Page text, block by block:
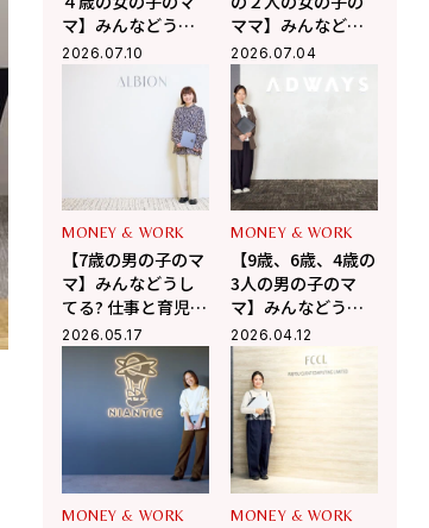
マ】みんなどうし
てる? 仕事と育児の
両立【スキンケア
2026.07.10
ママ】みんなどう
してる? 仕事と育児
の両立【株式会社
ワコール】
2026.07.04
MONEY & WORK
【7歳の男の子のマ
マ】みんなどうし
てる? 仕事と育児の
両立【株式会社ア
ルビオン】
2026.05.17
MONEY & WORK
【9歳、6歳、4歳の
3人の男の子のマ
マ】みんなどうし
てる? 仕事と育児の
両立【株式会社
ADWAYS DEEE】
2026.04.12
MONEY & WORK MONEY & WORK